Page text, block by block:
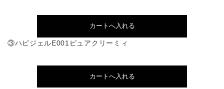
③ハピジェルE001ピュアクリーミィ